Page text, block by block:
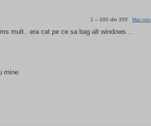
1 – 200 din 355Mai noi›
mult.. era cat pe ce sa bag alt windows...
mine.